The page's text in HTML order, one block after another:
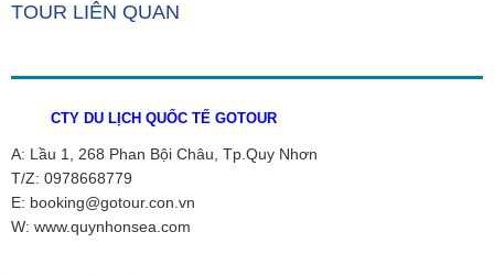
TOUR LIÊN QUAN
CTY DU LỊCH QUỐC TẾ GOTOUR
A: Lầu 1, 268 Phan Bội Châu, Tp.Quy Nhơn
T/Z: 0978668779
E: booking@gotour.con.vn
W: www.quynhonsea.com